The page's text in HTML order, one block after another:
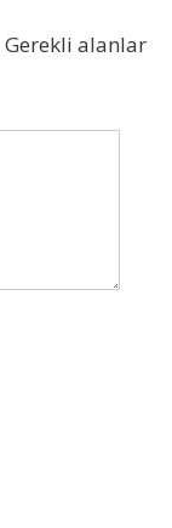
Gerekli alanlar